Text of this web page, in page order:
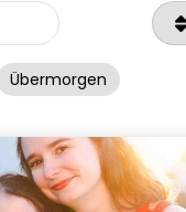
Übermorgen